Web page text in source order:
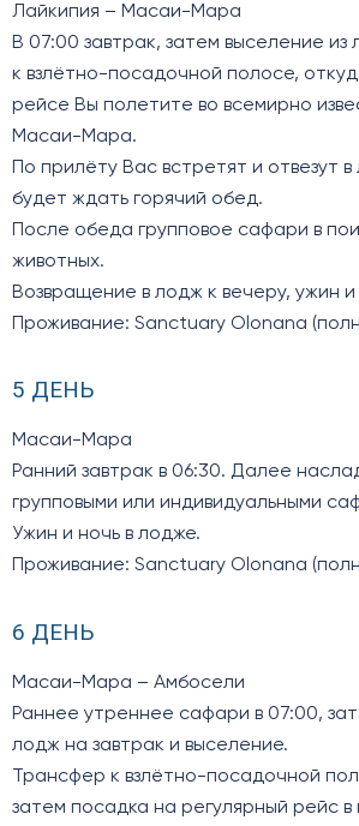
Лайкипия – Масаи-Мара
В 07:00 завтрак, затем выселение
к взлётно-посадочной полосе,
рейсе Вы полетите во всемирно
Масаи-Мара.
По прилёту Вас встретят и отвезут
будет ждать горячий обед.
После обеда групповое сафари в
животных.
Возвращение в лодж к вечеру, ужин и
Проживание: Sanctuary Olonana
5 ДЕНЬ
Масаи-Мара
Ранний завтрак в 06:30. Далее
групповыми или индивидуальными
Ужин и ночь в лодже.
Проживание: Sanctuary Olonana
6 ДЕНЬ
Масаи-Мара – Амбосели
Раннее утреннее сафари в 07:00,
лодж на завтрак и выселение.
Трансфер к взлётно-посадочной
затем посадка на регулярный рейс в